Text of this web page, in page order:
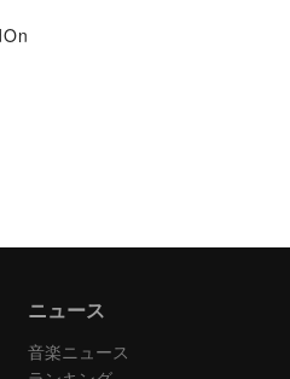
ニュース
音楽ニュース